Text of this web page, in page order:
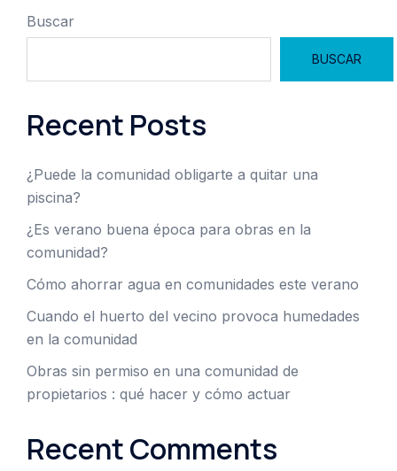
Buscar
BUSCAR
Recent Posts
¿Puede la comunidad obligarte a quitar una
piscina?
¿Es verano buena época para obras en la
comunidad?
Cómo ahorrar agua en comunidades este verano
Cuando el huerto del vecino provoca humedades
en la comunidad
Obras sin permiso en una comunidad de
propietarios : qué hacer y cómo actuar
Recent Comments